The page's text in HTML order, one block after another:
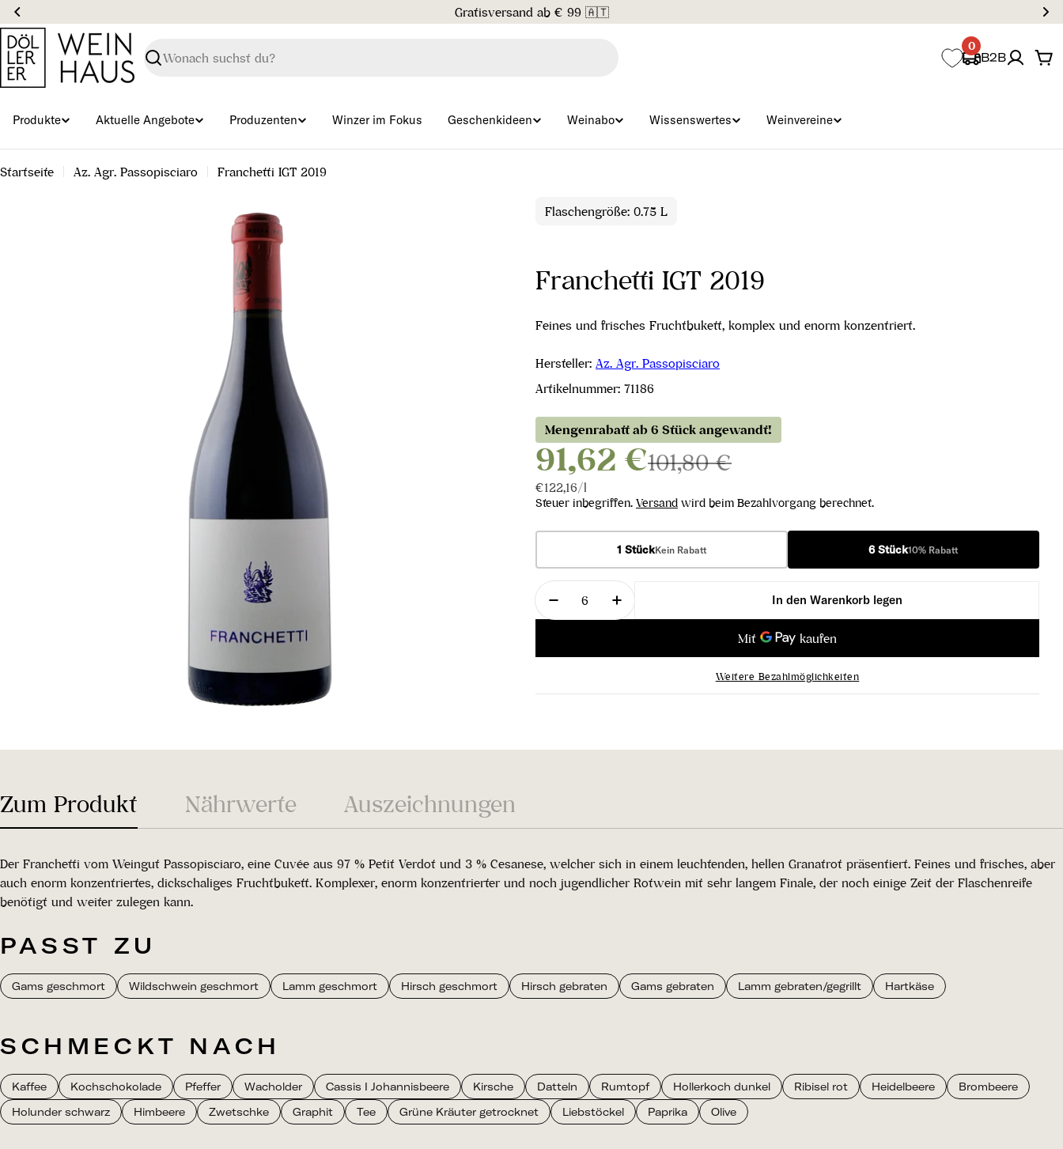
Zum
Inhalt
springen
Gratisversand ab € 99 🇦🇹
Suchen
0
B2B
Produkte Aktuelle Angebote Produzenten Winzer im Fokus Geschenkideen Weinabo Wissenswertes Weinvereine
Startseite Az. Agr. Passopisciaro Franchetti IGT 2019
Flaschengröße: 0.75 L
Franchetti IGT 2019
Feines und frisches Fruchtbukett, komplex und enorm konzentriert.
Hersteller: Az. Agr. Passopisciaro
Artikelnummer: 71186
Mengenrabatt ab 6 Stück angewandt!
91,62 €101,80 €
Stückpreis
€122,16/pro
l
Steuer inbegriffen. Versand wird beim Bezahlvorgang berechnet.
1 StückKein Rabatt 6 Stück10% Rabatt
Menge
Menge für Franchetti IGT 2019 verringern
Menge für Franchetti IGT 2019 erhöhen
In den Warenkorb legen
Weitere Bezahlmöglichkeiten
Zum Produkt Nährwerte Auszeichnungen
Der Franchetti vom Weingut Passopisciaro, eine Cuvée aus 97 % Petit Verdot und 3 % Cesanese, welcher sich in einem leuchtenden, hellen Granatrot präsentiert. Feines und frisches, aber
auch enorm konzentriertes, dickschaliges Fruchtbukett. Komplexer, enorm konzentrierter und noch jugendlicher Rotwein mit sehr langem Finale, der noch einige Zeit der Flaschenreife
benötigt und weiter zulegen kann.
PASST ZU
Gams geschmort Wildschwein geschmort Lamm geschmort Hirsch geschmort Hirsch gebraten Gams gebraten Lamm gebraten/gegrillt Hartkäse
SCHMECKT NACH
Kaffee Kochschokolade Pfeffer Wacholder Cassis I Johannisbeere Kirsche Datteln Rumtopf Hollerkoch dunkel Ribisel rot Heidelbeere
Brombeere
Holunder schwarz
Himbeere Zwetschke Graphit Tee Grüne Kräuter getrocknet Liebstöckel Paprika Olive